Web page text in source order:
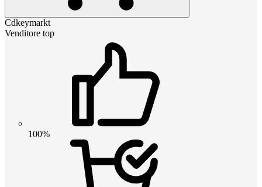
Cdkeymarkt
Venditore top
100%